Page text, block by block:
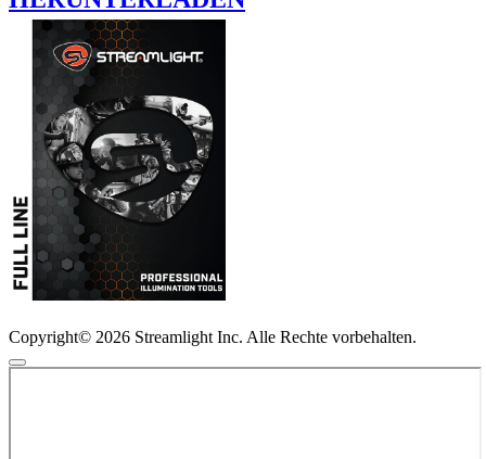
Copyright© 2026 Streamlight Inc. Alle Rechte vorbehalten.